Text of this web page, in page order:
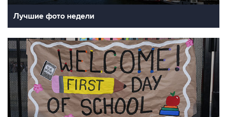
Лучшие фото недели